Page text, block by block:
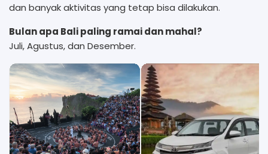
dan banyak aktivitas yang tetap bisa dilakukan.
Bulan apa Bali paling ramai dan mahal?
Juli, Agustus, dan Desember.